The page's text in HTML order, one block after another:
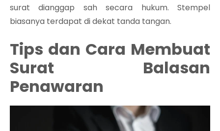
surat dianggap sah secara hukum. Stempel
biasanya terdapat di dekat tanda tangan.
Tips dan Cara Membuat
Surat Balasan
Penawaran